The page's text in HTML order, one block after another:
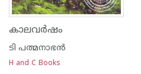
കാലവര്‍ഷം
ടി പത്മനാഭന്‍
H and C Books